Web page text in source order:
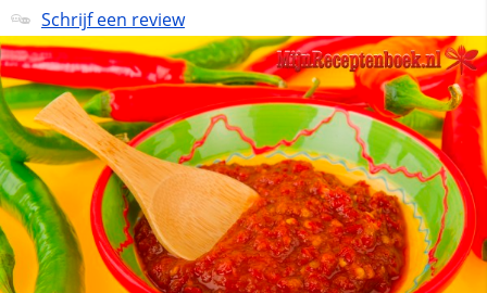
Schrijf een review